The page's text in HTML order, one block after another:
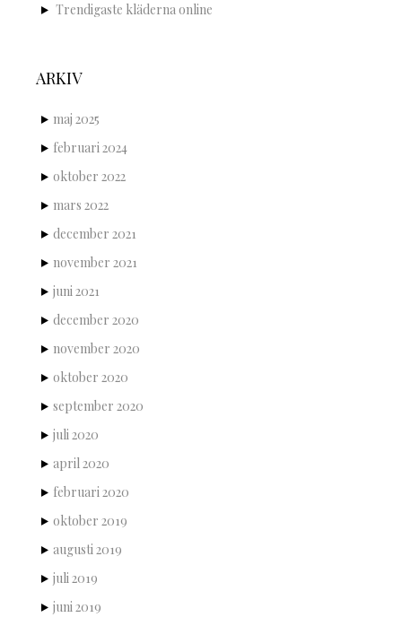
Trendigaste kläderna online
ARKIV
maj 2025
februari 2024
oktober 2022
mars 2022
december 2021
november 2021
juni 2021
december 2020
november 2020
oktober 2020
september 2020
juli 2020
april 2020
februari 2020
oktober 2019
augusti 2019
juli 2019
juni 2019